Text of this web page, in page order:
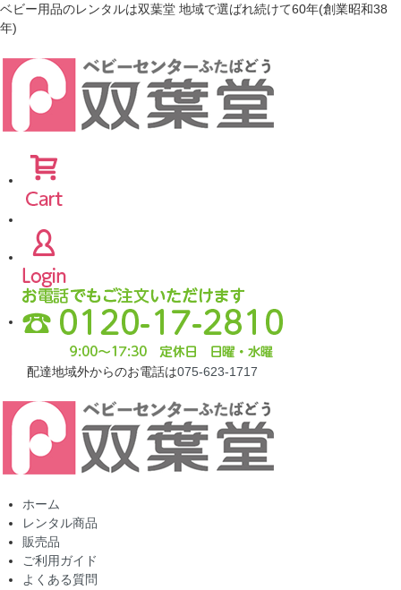
ベビー用品のレンタルは双葉堂 地域で選ばれ続けて60年(創業昭和38
年)
配達地域外からのお電話は075-623-1717
ホーム
レンタル商品
販売品
ご利用ガイド
よくある質問